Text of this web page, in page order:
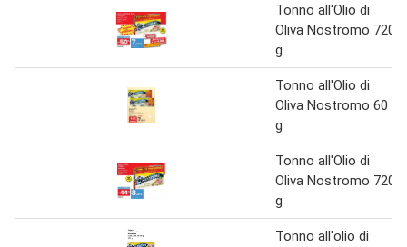
Tonno all'Olio di
Oliva Nostromo 720
g
Tonno all'Olio di
Oliva Nostromo 60
g
Tonno all'Olio di
Oliva Nostromo 720
g
Tonno all'olio di